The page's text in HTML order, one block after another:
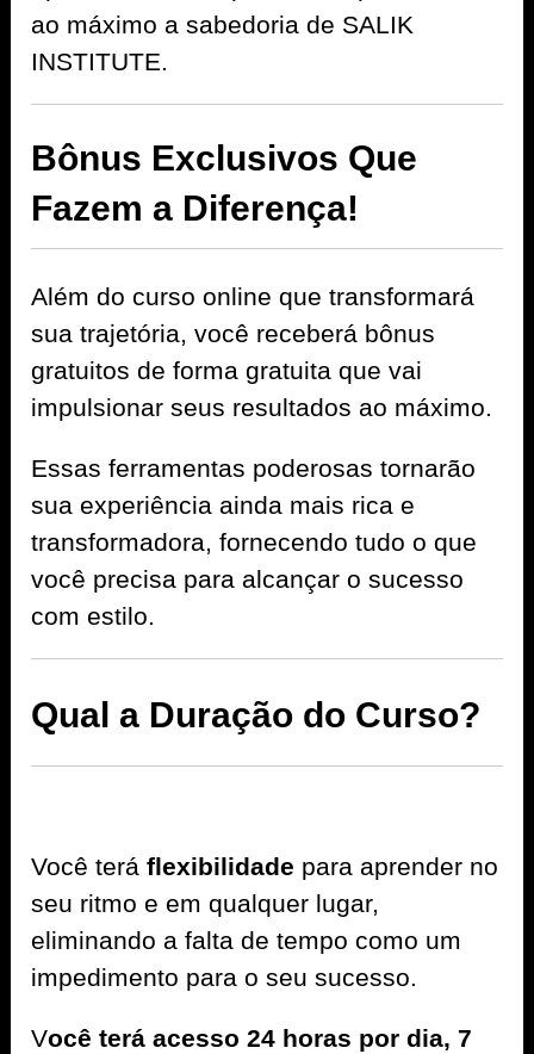
ao máximo a sabedoria de SALIK
INSTITUTE.
Bônus Exclusivos Que
Fazem a Diferença!
Além do curso online que transformará
sua trajetória, você receberá bônus
gratuitos de forma gratuita que vai
impulsionar seus resultados ao máximo.
Essas ferramentas poderosas tornarão
sua experiência ainda mais rica e
transformadora, fornecendo tudo o que
você precisa para alcançar o sucesso
com estilo.
Qual a Duração do Curso?
Você teráflexibilidade para aprender no
seu ritmo e em qualquer lugar,
eliminando a falta de tempo como um
impedimento para o seu sucesso.
Você terá acesso 24 horas por dia, 7